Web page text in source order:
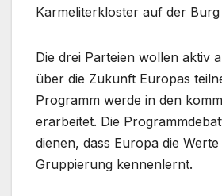
Karmeliterkloster auf der
Die drei Parteien wollen aktiv
über die Zukunft Europas
Programm werde in den
erarbeitet. Die
dienen, dass Europa die
Gruppierung kennenlernt.